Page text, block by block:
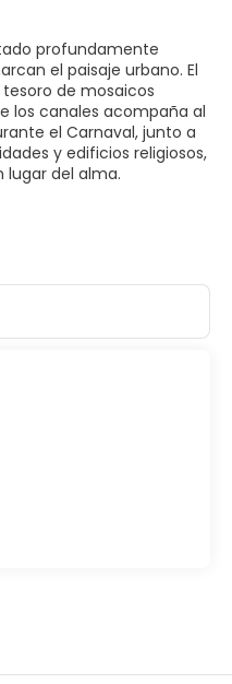
profundamente
el paisaje urbano. El
tesoro de mosaicos
los canales acompaña al
el Carnaval, junto a
y edificios religiosos,
lugar del alma.